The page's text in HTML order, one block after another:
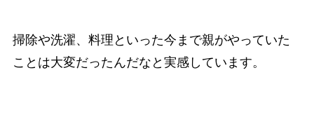
掃除や洗濯、料理といった今まで親がやっていた
ことは大変だったんだなと実感しています。